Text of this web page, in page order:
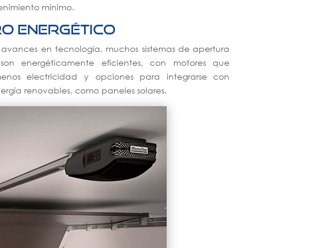
mínimo.
energético
en tecnología, muchos sistemas de apertura
energéticamente eficientes, con motores que
electricidad y opciones para integrarse con
renovables, como paneles solares.